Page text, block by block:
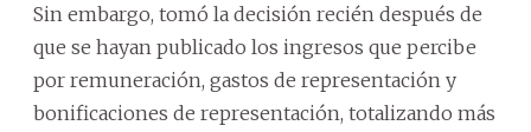
Sin embargo, tomó la decisión recién después de
que se hayan publicado los ingresos que percibe
por remuneración, gastos de representación y
bonificaciones de representación, totalizando más